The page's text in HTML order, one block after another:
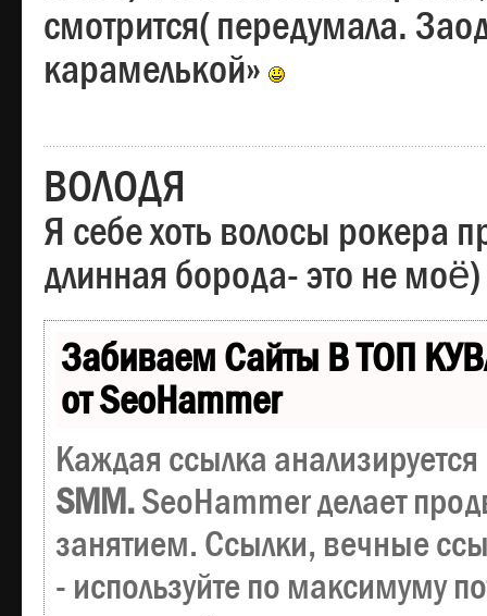
смотрится( передумала.
карамелькой»
ВОЛОДЯ
Я себе хоть волосы рокера
длинная борода- это не моё)
Забиваем Сайты В ТОП
от SeoHammer
Каждая ссылка
SMM.SeoHammer делает
занятием. Ссылки, вечные
- используйте по максимуму